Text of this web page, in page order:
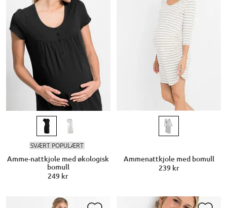
SVÆRT POPULÆRT
Amme-nattkjole med økologisk
bomull
249 kr
Ammenattkjole med bomull
239 kr